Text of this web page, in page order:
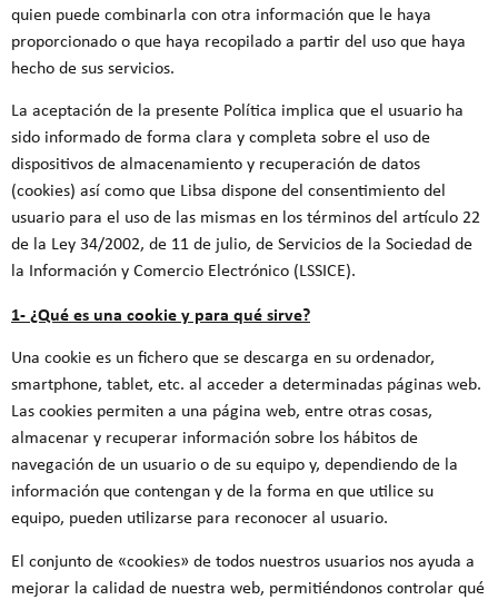
quien puede combinarla con otra información que le haya
proporcionado o que haya recopilado a partir del uso que haya
hecho de sus servicios.
La aceptación de la presente Política implica que el usuario ha
sido informado de forma clara y completa sobre el uso de
dispositivos de almacenamiento y recuperación de datos
(cookies) así como que Libsa dispone del consentimiento del
usuario para el uso de las mismas en los términos del artículo 22
de la Ley 34/2002, de 11 de julio, de Servicios de la Sociedad de
la Información y Comercio Electrónico (LSSICE).
1- ¿Qué es una cookie y para qué sirve?
Una cookie es un fichero que se descarga en su ordenador,
smartphone, tablet, etc. al acceder a determinadas páginas web.
Las cookies permiten a una página web, entre otras cosas,
almacenar y recuperar información sobre los hábitos de
navegación de un usuario o de su equipo y, dependiendo de la
información que contengan y de la forma en que utilice su
equipo, pueden utilizarse para reconocer al usuario.
El conjunto de «cookies» de todos nuestros usuarios nos ayuda a
mejorar la calidad de nuestra web, permitiéndonos controlar qué